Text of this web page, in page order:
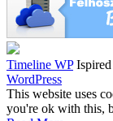
Timeline WP
WordPress
This website uses
you're ok with this,